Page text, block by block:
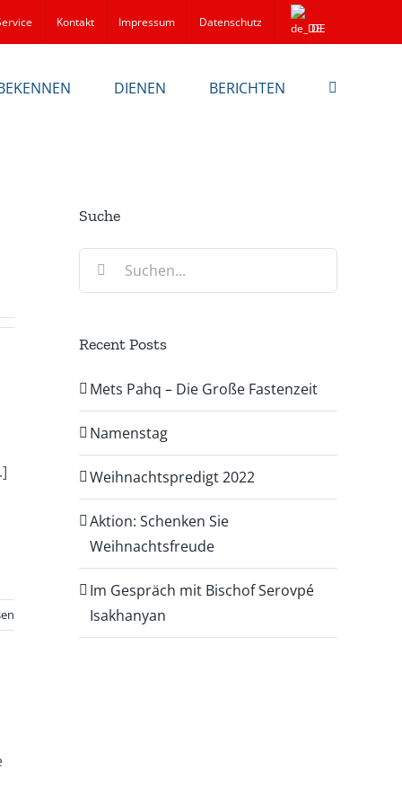
Kontakt Impressum Datenschutz DE
DIENEN BERICHTEN
Suche
Suche
Recent Posts
Mets Pahq – Die Große Fastenzeit
Namenstag
Weihnachtspredigt 2022
Aktion: Schenken Sie
Weihnachtsfreude
Im Gespräch mit Bischof Serovpé
Isakhanyan